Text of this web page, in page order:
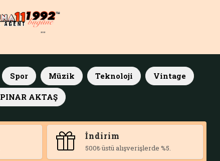
""
Spor Müzik Teknoloji Vintage
PINAR AKTAŞ
İndirim
500₺ üstü alışverişlerde %5.